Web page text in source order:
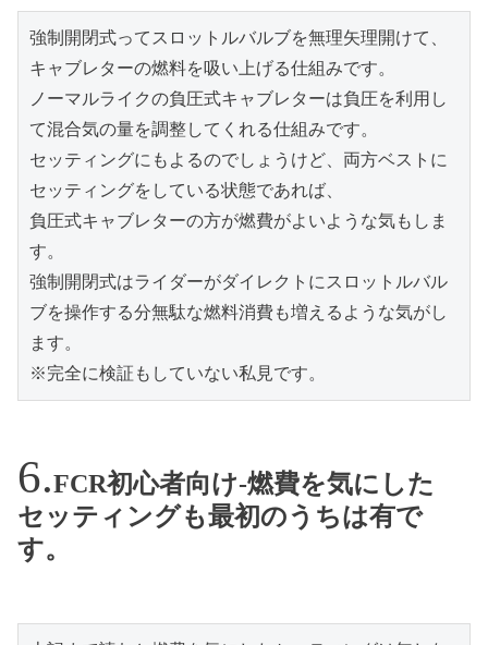
強制開閉式ってスロットルバルブを無理矢理開けて、
キャブレターの燃料を吸い上げる仕組みです。
ノーマルライクの負圧式キャブレターは負圧を利用し
て混合気の量を調整してくれる仕組みです。
セッティングにもよるのでしょうけど、両方ベストに
セッティングをしている状態であれば、
負圧式キャブレターの方が燃費がよいような気もしま
す。
強制開閉式はライダーがダイレクトにスロットルバル
ブを操作する分無駄な燃料消費も増えるような気がし
ます。
※完全に検証もしていない私見です。
FCR初心者向け-燃費を気にした
セッティングも最初のうちは有で
す。